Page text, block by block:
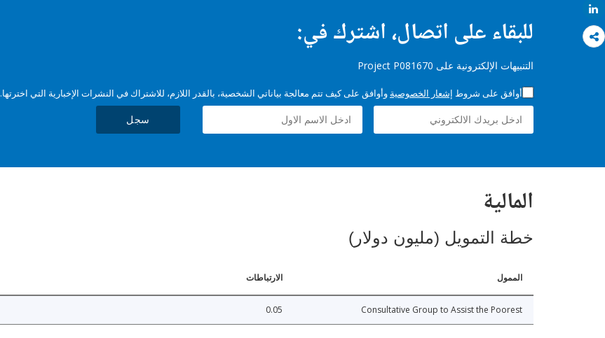
Share
للبقاء على اتصال، اشترك في:
التنبيهات الإلكترونية على Project P081670
أوافق على شروط إشعار الخصوصية وأوافق على كيف تتم معالجة بياناتي الشخصية، بالقدر اللازم، للاشتراك في النشرات الإخبارية التي اخترتها.
سجل
المالية
خطة التمويل (مليون دولار)
الممول الارتباطات
Consultative Group to Assist the Poorest
0.05